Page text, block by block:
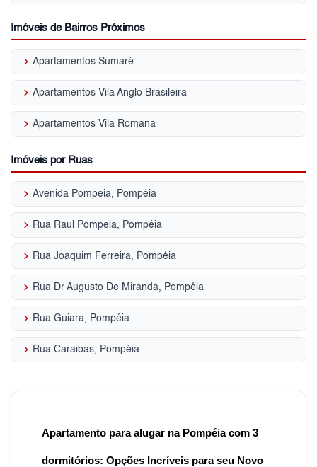
Imóveis de Bairros Próximos
keyboard_arrow_right Apartamentos Sumaré
keyboard_arrow_right Apartamentos Vila Anglo Brasileira
keyboard_arrow_right Apartamentos Vila Romana
Imóveis por Ruas
keyboard_arrow_right Avenida Pompeia, Pompéia
keyboard_arrow_right Rua Raul Pompeia, Pompéia
keyboard_arrow_right Rua Joaquim Ferreira, Pompéia
keyboard_arrow_right Rua Dr Augusto De Miranda, Pompéia
keyboard_arrow_right Rua Guiara, Pompéia
keyboard_arrow_right Rua Caraibas, Pompéia
Apartamento para alugar na Pompéia com 3
dormitórios: Opções Incríveis para seu Novo